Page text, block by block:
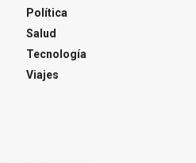
Política
Salud
Tecnología
Viajes